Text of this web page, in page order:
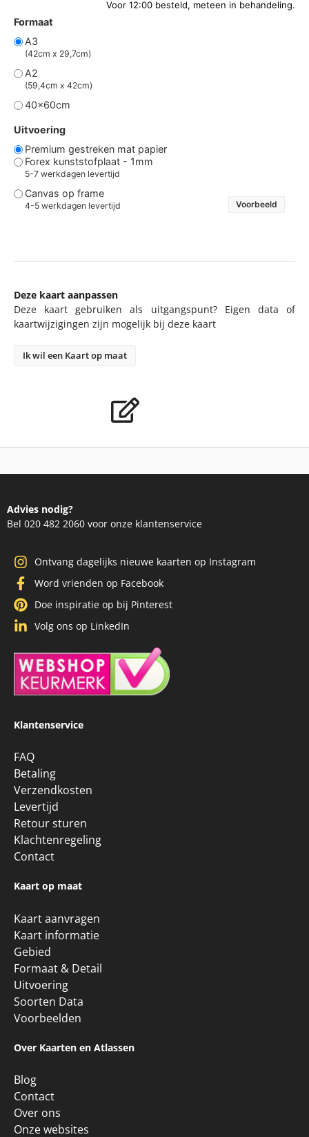
A2
(59,4cm x 42cm)
40x60cm
Uitvoering
Premium gestreken mat papier
5-7 werkdagen levertijd
Canvas op frame
4-5 werkdagen levertijd
Ik wil een Kaart op maat
Ontvang dagelijks nieuwe kaarten op Instagram
Doe inspiratie op bij Pinterest
Volg ons op LinkedIn
Klantenservice
FAQ
Betaling
Verzendkosten
Levertijd
Retour sturen
Klachtenregeling
Contact
Kaart op maat
Kaart aanvragen
Kaart informatie
Gebied
Formaat & Detail
Uitvoering
Voorbeelden
Over Kaarten en Atlassen